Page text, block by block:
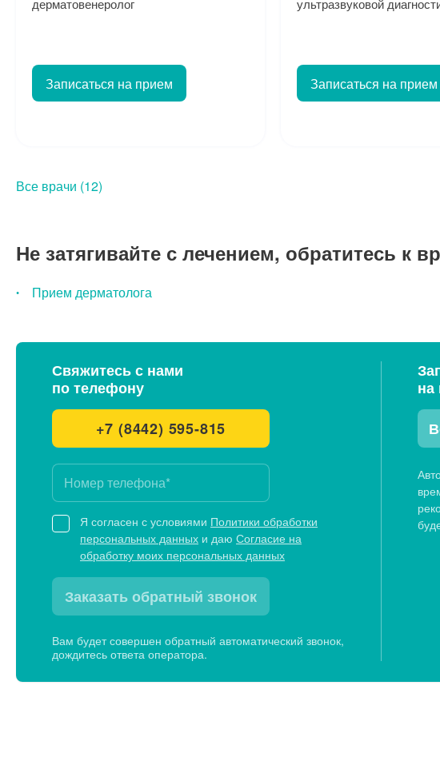
дерматовенеролог
Записаться на прием
ультразвуковой
Записаться на прием
Все врачи (12)
Не затягивайте с лечением, обратитесь к
Прием дерматолога
Свяжитесь с нами
по телефону
+7 (8442) 595-815
Я согласен с условиями Политики обработки
персональных данных и даю Согласие на
обработку моих персональных данных
Заказать обратный звонок
Вам будет совершен обратный автоматический звонок,
дождитесь ответа оператора.
на